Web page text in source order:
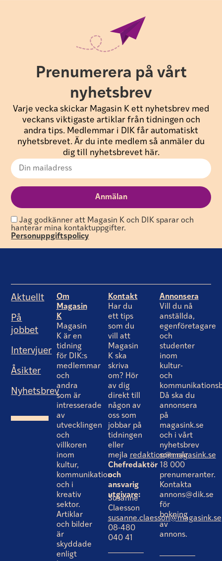
Prenumerera på vårt
nyhetsbrev
Varje vecka skickar Magasin K ett nyhetsbrev med
veckans viktigaste artiklar från tidningen och
andra tips. Medlemmar i DIK får automatiskt
nyhetsbrevet. Är du inte medlem så anmäler du
dig till nyhetsbrevet här.
Jag godkänner att Magasin K och DIK sparar och
hanterar mina kontaktuppgifter.
Personuppgiftspolicy
Aktuellt
På
jobbet
Intervjuer
Åsikter
Nyhetsbrev
Om
Magasin
K
Magasin
K är en
tidning
för DIK:s
medlemmar
och
andra
som är
intresserade
av
utvecklingen
och
villkoren
inom
kultur,
kommunikation
och i
kreativ
sektor.
Artiklar
och bilder
är
skyddade
enligt
Kontakt
Har du
ett tips
som du
vill att
Magasin
K ska
skriva
om? Hör
av dig
direkt till
någon av
oss som
jobbar på
tidningen
eller
mejla redaktion@magasink.se
Chefredaktör
och
ansvarig
utgivare:
Susanne
Claesson
susanne.claesson@magasink.se
08-480
040 41
Annonsera
Vill du nå
anställda,
egenföretagare
och
studenter
inom
kultur-
och
Då ska du
annonsera
på
magasink.se
och i vårt
nyhetsbrev
som når
18 000
prenumeranter.
Kontakta
annons@dik.se
för
bokning
av
annons.